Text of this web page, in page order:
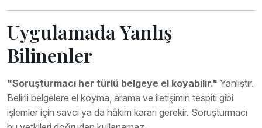
Uygulamada Yanlış
Bilinenler
"Soruşturmacı her türlü belgeye el koyabilir." Yanlıştır.
Belirli belgelere el koyma, arama ve iletişimin tespiti gibi
işlemler için savcı ya da hâkim kararı gerekir. Soruşturmacı